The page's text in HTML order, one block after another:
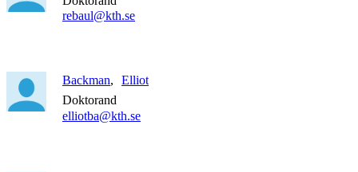
rebaul@kth.se
Backman
Elliot
Doktorand
elliotba@kth.se